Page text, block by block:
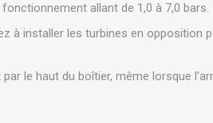
allant de 1,0 à 7,0 bars.
à installer les turbines en opposition
le haut du boîtier, même lorsque